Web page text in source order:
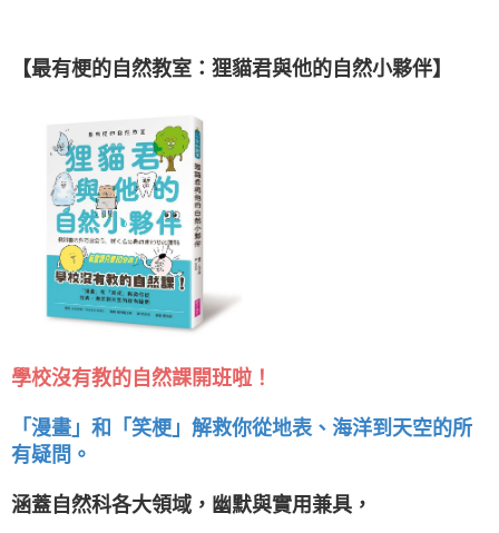
【最有梗的自然教室：狸貓君與他的自然小夥伴】
學校沒有教的自然課開班啦！
「漫畫」和「笑梗」解救你從地表、海洋到天空的所
有疑問。
涵蓋自然科各大領域，幽默與實用兼具，